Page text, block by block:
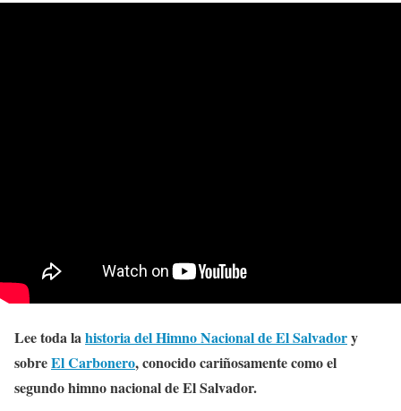
Lee toda lahistoria del Himno Nacional de El Salvadory
sobreEl Carbonero, conocido cariñosamente como el
segundo himno nacional de El Salvador.